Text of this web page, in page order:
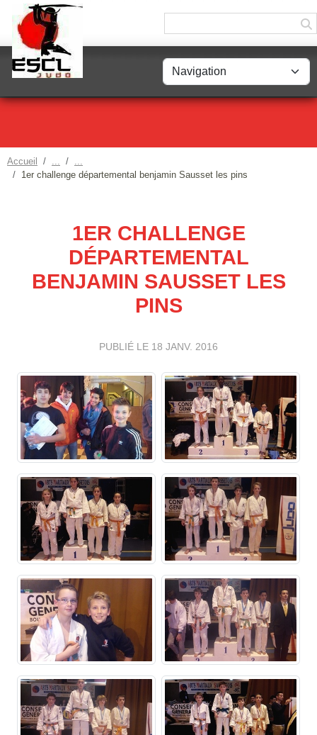
Accueil
1er challenge départemental benjamin Sausset les pins
1ER CHALLENGE
DÉPARTEMENTAL
BENJAMIN SAUSSET LES
PINS
PUBLIÉ LE 18 JANV. 2016
Panneau de gestion des cookies